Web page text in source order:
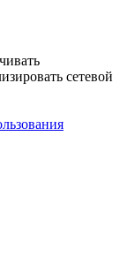
сетевой